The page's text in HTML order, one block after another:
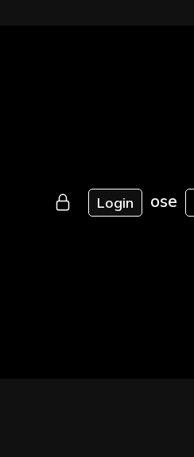
Login ose